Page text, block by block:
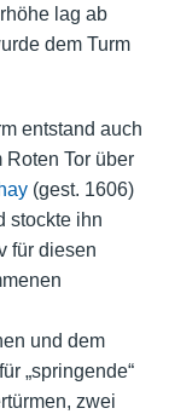
lag ab
dem Turm
entstand auch
Roten Tor über
(gest. 1606)
stockte ihn
für diesen
und dem
„springende“
zwei